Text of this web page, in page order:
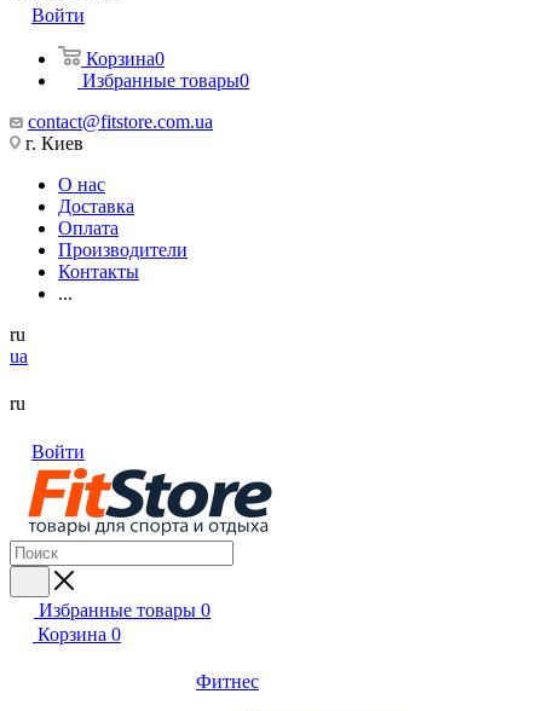
Войти
Корзина0
Избранные товары0
contact@fitstore.com.ua
г. Киев
О нас
Доставка
Оплата
Производители
Контакты
...
ru
ua
ru
Войти
Избранные товары 0
Корзина 0
Фитнес